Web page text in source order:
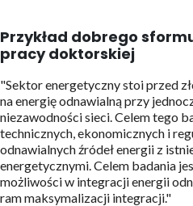
Przykład dobrego
pracy doktorskiej
"Sektor energetyczny stoi przed
na energię odnawialną przy
niezawodności sieci. Celem tego
technicznych, ekonomicznych i
odnawialnych źródeł energii z
energetycznymi. Celem badania
możliwości w integracji energii
ram maksymalizacji integracji."